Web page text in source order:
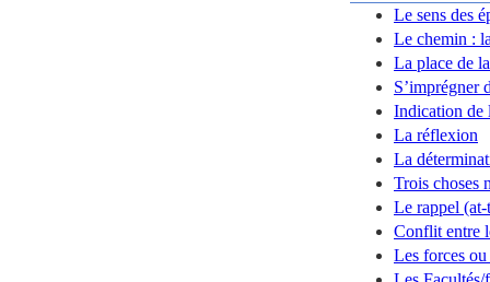
Le sens des
Le chemin :
La place de
S’imprégner
Indication de
La réflexion
La
Trois choses
Le rappel
Conflit entre
Les forces